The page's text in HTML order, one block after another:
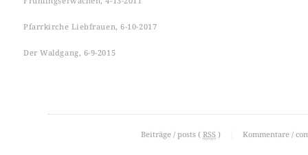
Pfarrkirche Liebfrauen, 6-10-2017
Der Waldgang, 6-9-2015
Beiträge / posts ( RSS ) Kommentare /